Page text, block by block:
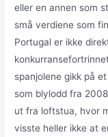
eller en annen som
små verdiene som
Portugal er ikke
spanjolene gikk på
som blylodd fra
ut fra loftstua, hvor
visste heller ikke at